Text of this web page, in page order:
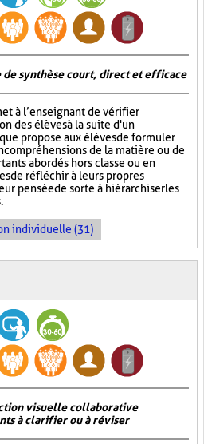
de synthèse court, direct et efficace
à l’enseignant de vérifier
des élèves à la suite d'un
propose aux élèves de formuler
de la matière ou de
abordés hors classe ou en
de réfléchir à leurs propres
pensée de sorte à hiérarchiser les
individuelle (31)
visuelle collaborative
à clarifier ou à réviser